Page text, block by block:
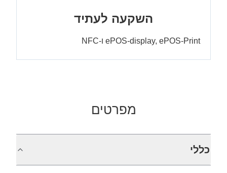
השקעה לעתיד
ePOS-display, ePOS-Print ו-NFC
מפרטים
כללי